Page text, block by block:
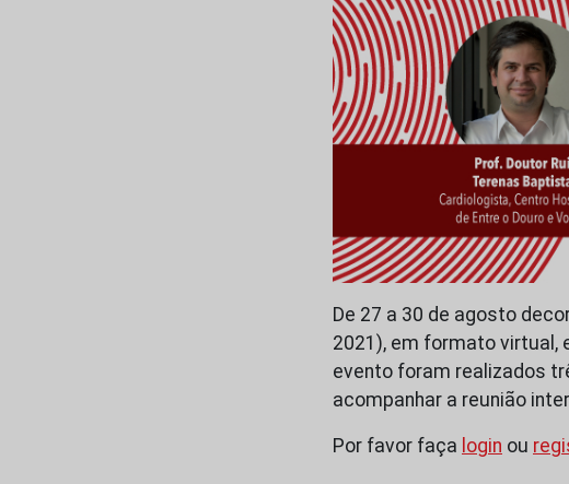
De 27 a 30 de agosto
2021), em formato virtual,
evento foram realizados
acompanhar a reunião
Por favor faça login ou